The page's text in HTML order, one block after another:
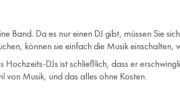
Band. Da es nur einen DJ gibt, müssen Sie
können sie einfach die Musik einschalten,
Hochzeits-DJs ist schließlich, dass er
Musik, und das alles ohne Kosten.